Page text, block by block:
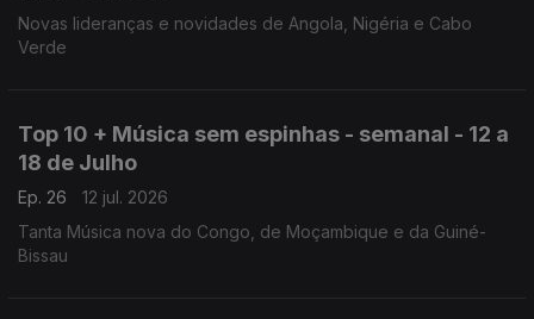
Novas lideranças e novidades de Angola, Nigéria e Cabo
Verde
Top 10 + Música sem espinhas - semanal - 12 a
18 de Julho
Ep. 26
12 jul. 2026
Tanta Música nova do Congo, de Moçambique e da Guiné-
Bissau